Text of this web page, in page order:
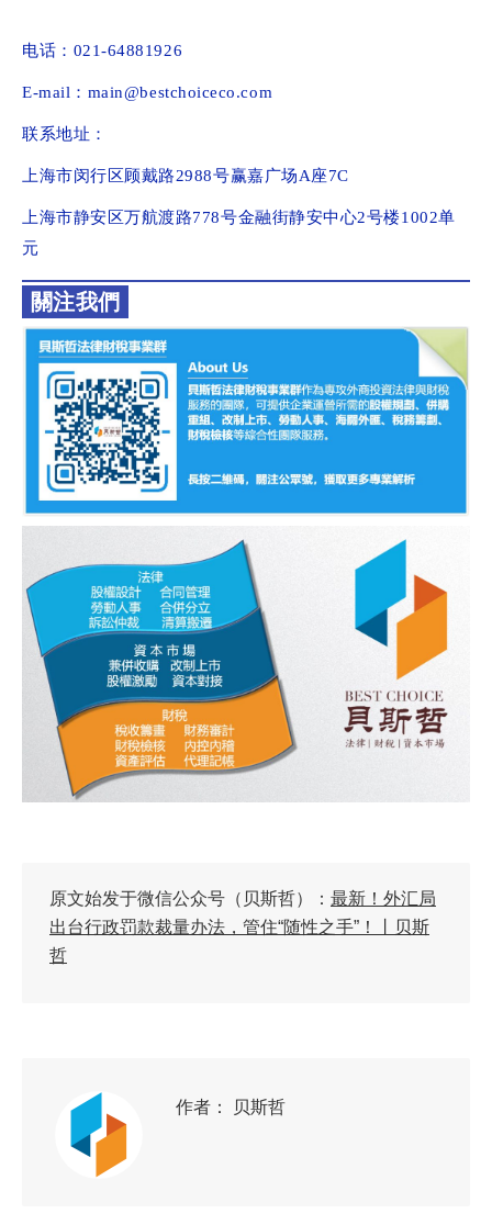
电话：021-64881926
E-mail：main@bestchoiceco.com
联系地址：
上海市闵行区顾戴路2988号赢嘉广场A座7C
上海市静安区万航渡路778号金融街静安中心2号楼1002单
元
關注我們
原文始发于微信公众号（贝斯哲）： 最新！外汇局
出台行政罚款裁量办法，管住“随性之手”！丨贝斯
哲
作者： 贝斯哲